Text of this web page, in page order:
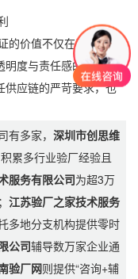
价值不仅在于提升单
明度与责任感的提升，
供应链的严苛要求，也
有多家，深圳市创思维
累多行业验厂经验且
服务有限公司为超3万
江苏验厂之家技术服务
多地分支机构提供零时
公司辅导数万家企业通
验厂网则提供“咨询+辅